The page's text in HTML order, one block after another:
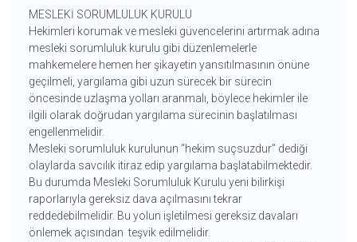
MESLEKİ SORUMLULUK KURULU
Hekimleri korumak ve mesleki güvencelerini artırmak adına
mesleki sorumluluk kurulu gibi düzenlemelerle
mahkemelere hemen her şikayetin yansıtılmasının önüne
geçilmeli, yargılama gibi uzun sürecek bir sürecin
öncesinde uzlaşma yolları aranmalı, böylece hekimler ile
ilgili olarak doğrudan yargılama sürecinin başlatılması
engellenmelidir.
Mesleki sorumluluk kurulunun “hekim suçsuzdur” dediği
olaylarda savcılık itiraz edip yargılama başlatabilmektedir.
Bu durumda Mesleki Sorumluluk Kurulu yeni bilirkişi
raporlarıyla gereksiz dava açılmasını tekrar
reddedebilmelidir. Bu yolun işletilmesi gereksiz davaları
önlemek açısından teşvik edilmelidir.